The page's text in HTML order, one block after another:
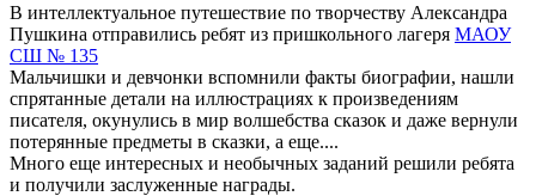
В интеллектуальное путешествие по творчеству Александра
Пушкина отправились ребят из пришкольного лагеря МАОУ
СШ № 135
Мальчишки и девчонки вспомнили факты биографии, нашли
спрятанные детали на иллюстрациях к произведениям
писателя, окунулись в мир волшебства сказок и даже вернули
потерянные предметы в сказки, а еще....
Много еще интересных и необычных заданий решили ребята
и получили заслуженные награды.